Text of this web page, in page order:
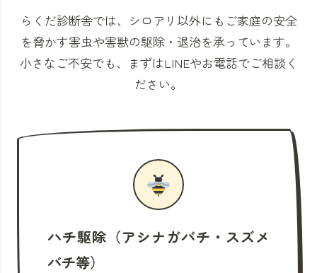
らくだ診断舎では、シロアリ以外にもご家庭の安全
を脅かす害虫や害獣の駆除・退治を承っています。
小さなご不安でも、まずはLINEやお電話でご相談く
ださい。
ハチ駆除（アシナガバチ・スズメ
バチ等）